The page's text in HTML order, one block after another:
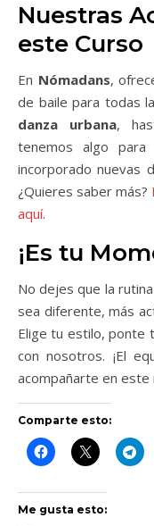
Nuestras
este Curso
En Nómadans,
de baile para todas
danza urbana,
tenemos algo
incorporado nuevas
¿Quieres saber más?
aquí.
¡Es tu
No dejes que la
sea diferente, más
Elige tu estilo, ponte
con nosotros. ¡El
acompañarte en este
Comparte esto:
Me gusta esto: